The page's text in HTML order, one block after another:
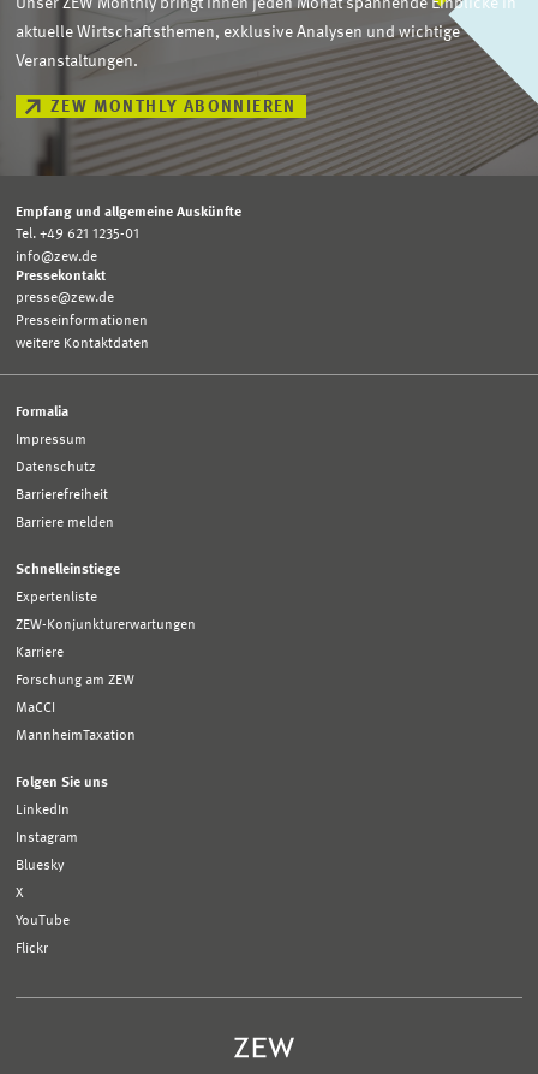
aktuelle Wirtschaftsthemen, exklusive Analysen und wichtige
Veranstaltungen.
ZEW MONTHLY ABONNIEREN
Empfang und allgemeine Auskünfte
Tel. +49 621 1235-01
info@zew.de
Pressekontakt
presse@zew.de
Presseinformationen
weitere Kontaktdaten
Formalia
Impressum
Datenschutz
Barrierefreiheit
Barriere melden
Schnelleinstiege
Expertenliste
ZEW-Konjunkturerwartungen
Karriere
Forschung am ZEW
MaCCI
MannheimTaxation
Folgen Sie uns
LinkedIn
Instagram
Bluesky
X
YouTube
Flickr